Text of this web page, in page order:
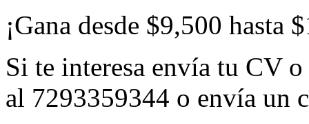
¡Gana desde $9,500 hasta
Si te interesa envía tu CV
al 7293359344 o envía un